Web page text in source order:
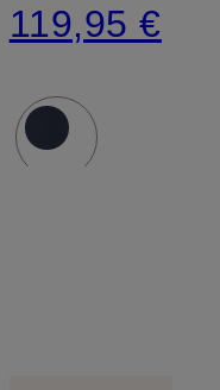
119,95 €